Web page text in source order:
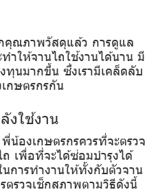
คุณภาพวัสดุแล้ว การดูแล
ำให้จานไถใช้งานได้นาน มี
นมากขึ้น ซึ่งเรามีเคล็ดลับ
กษตรกรกัน
งใช้งาน
น้องเกษตรกรควรที่จะตรวจ
เพื่อที่จะได้ซ่อมบำรุงได้
นการทำงานให้ทั้งกับตัวจาน
ตรวจเช็กสภาพตามวิธีดังนี้